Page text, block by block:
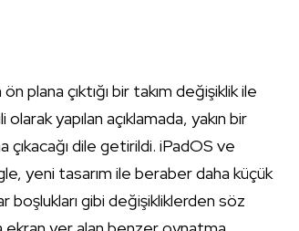
plana çıktığı bir takım değişiklik ile
yapılan açıklamada, yakın bir
dile getirildi. iPadOS ve
yeni tasarım ile beraber daha küçük
gibi değişikliklerden söz